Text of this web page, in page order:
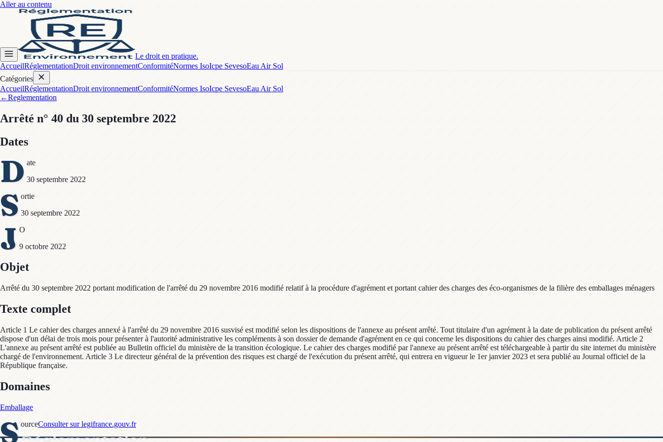
Aller au contenu
Le droit en pratique.
AccueilRéglementationDroit environnementConformitéNormes IsoIcpe SevesoEau Air Sol
Catégories
AccueilRéglementationDroit environnementConformitéNormes IsoIcpe SevesoEau Air Sol
←Reglementation
Arrêté n° 40 du 30 septembre 2022
Dates
D ate
30 septembre 2022
S ortie
30 septembre 2022
J O
9 octobre 2022
Objet
Arrêté du 30 septembre 2022 portant modification de l'arrêté du 29 novembre 2016 modifié relatif à la procédure d'agrément et portant cahier des charges des éco-organismes de la filière des emballages ménagers
Texte complet
Article 1 Le cahier des charges annexé à l'arrêté du 29 novembre 2016 susvisé est modifié selon les dispositions de l'annexe au présent arrêté. Tout titulaire d'un agrément à la date de publication du présent arrêté
dispose d'un délai de trois mois pour présenter à l'autorité administrative les compléments à son dossier de demande d'agrément en ce qui concerne les dispositions du cahier des charges ainsi modifié. Article 2
L'annexe au présent arrêté est publiée au Bulletin officiel du ministère de la transition écologique. Le cahier des charges modifié par l'annexe au présent arrêté est téléchargeable à partir du site internet du ministère
chargé de l'environnement. Article 3 Le directeur général de la prévention des risques est chargé de l'exécution du présent arrêté, qui entrera en vigueur le 1er janvier 2023 et sera publié au Journal officiel de la
République française.
Domaines
Emballage
S ourceConsulter sur legifrance.gouv.fr